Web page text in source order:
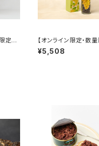
定】
フ Ki
【オンライン限定・数量
ぶどうのチョコ キフ
f-Kif ヴィンテージ
¥5,508